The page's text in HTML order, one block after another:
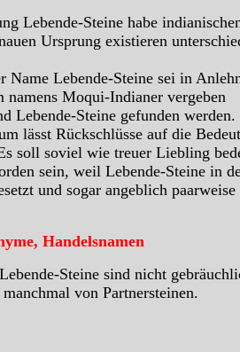
Lebende-Steine habe
Ursprung existieren
Name Lebende-Steine sei in
namens Moqui-Indianer vergeben
Lebende-Steine gefunden werden.
lässt Rückschlüsse auf die
soll soviel wie treuer Liebling
sein, weil Lebende-Steine in
und sogar angeblich paarweise
Handelsnamen
Steine sind nicht
von Partnersteinen.